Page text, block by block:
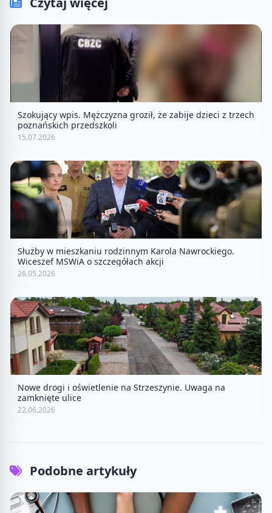
Szokujący wpis. Mężczyzna groził, że zabije dzieci z trzech
poznańskich przedszkoli
15.07.2026
Służby w mieszkaniu rodzinnym Karola Nawrockiego.
Wiceszef MSWiA o szczegółach akcji
26.05.2026
Nowe drogi i oświetlenie na Strzeszynie. Uwaga na
zamknięte ulice
22.06.2026
Podobne artykuły